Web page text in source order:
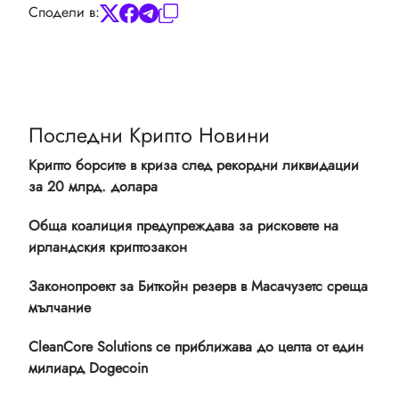
Сподели в:
Последни Крипто Новини
Крипто борсите в криза след рекордни ликвидации
за 20 млрд. долара
Обща коалиция предупреждава за рисковете на
ирландския криптозакон
Законопроект за Биткойн резерв в Масачузетс среща
мълчание
CleanCore Solutions се приближава до целта от един
милиард Dogecoin